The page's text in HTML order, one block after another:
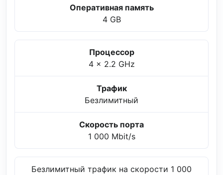
Оперативная память
4 GB
Процессор
4 x 2.2 GHz
Трафик
Безлимитный
Скорость порта
1 000 Mbit/s
Безлимитный трафик на скорости 1 000